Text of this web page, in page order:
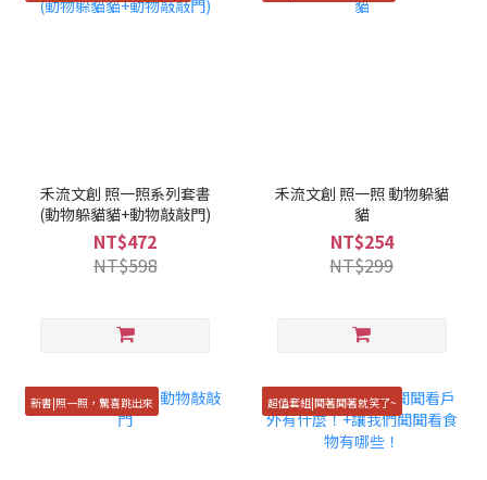
禾流文創 照一照系列套書
(動物躲貓貓+動物敲敲門)
NT$472
NT$598
禾流文創 照一照 動物躲貓
貓
NT$254
NT$299
新書|照一照，驚喜跳出來 超值套組|聞著聞著就笑了~